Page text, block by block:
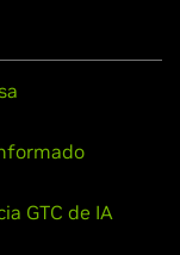
GTC de IA